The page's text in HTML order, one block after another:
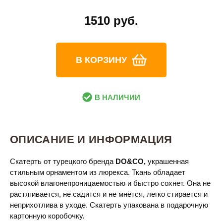
1510 руб.
В КОРЗИНУ
В НАЛИЧИИ
ОПИСАНИЕ И ИНФОРМАЦИЯ
Скатерть от турецкого бренда DO&CO, украшенная
стильным орнаментом из люрекса. Ткань обладает
высокой влагонепроницаемостью и быстро сохнет. Она не
растягивается, не садится и не мнётся, легко стирается и
неприхотлива в уходе. Скатерть упакована в подарочную
картонную коробочку.